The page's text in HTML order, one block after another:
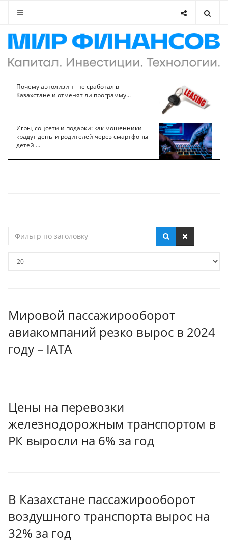
Почему автолизинг не сработал в
Казахстане и отменят ли программу...
Игры, соцсети и подарки: как мошенники
крадут деньги родителей через смартфоны
детей ...
по
Мировой пассажирооборот
авиакомпаний резко вырос в 2024
году – IATA
Цены на перевозки
железнодорожным транспортом в
РК выросли на 6% за год
В Казахстане пассажирооборот
воздушного транспорта вырос на
32% за год